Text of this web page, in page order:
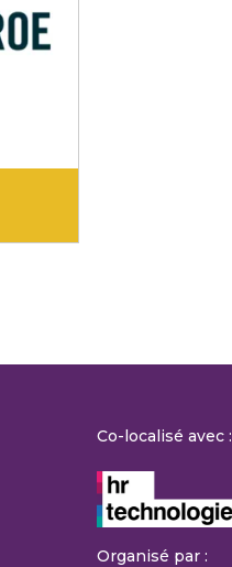
Co-localisé avec :
Organisé par :